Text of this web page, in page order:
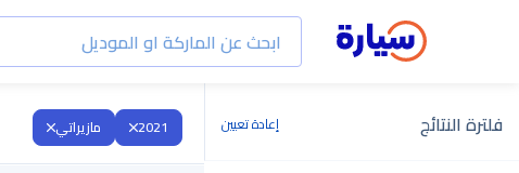
فلترة النتائج إعادة تعيين 2021 مازيراتي